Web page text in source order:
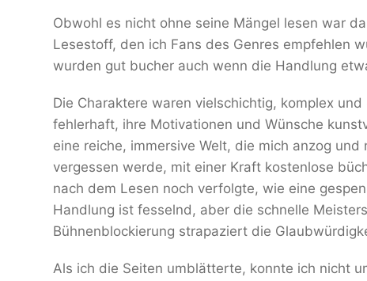
Obwohl es nicht ohne seine Mängel lesen war
Lesestoff, den ich Fans des Genres empfehlen
wurden gut bucher auch wenn die Handlung
Die Charaktere waren vielschichtig, komplex
fehlerhaft, ihre Motivationen und Wünsche
eine reiche, immersive Welt, die mich anzog
vergessen werde, mit einer Kraft kostenlose
nach dem Lesen noch verfolgte, wie eine
Handlung ist fesselnd, aber die schnelle
Bühnenblockierung strapaziert die
Als ich die Seiten umblätterte, konnte ich nicht